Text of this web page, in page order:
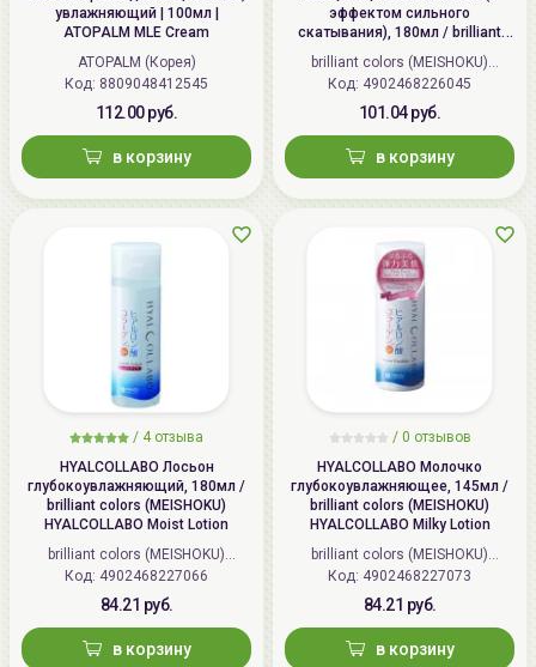
увлажняющий | 100мл |
ATOPALM MLE Cream
ATOPALM (Корея)
Код: 8809048412545
112.00 руб.
в корзину
эффектом сильного
скатывания), 180мл / brilliant
colors (MEISHOKU) Detclear
Bright&Peel AHA&BHA Fruits
Peeling Jelly
brilliant colors (MEISHOKU)
(Япония)
Код: 4902468226045
101.04 руб.
в корзину
/ 4 отзыва
HYALCOLLABO Лосьон
глубокоувлажняющий, 180мл /
brilliant colors (MEISHOKU)
HYALCOLLABO Moist Lotion
brilliant colors (MEISHOKU)
(Япония)
Код: 4902468227066
84.21 руб.
в корзину
/ 0 отзывов
HYALCOLLABO Молочко
глубокоувлажняющее, 145мл /
brilliant colors (MEISHOKU)
HYALCOLLABO Milky Lotion
brilliant colors (MEISHOKU)
(Япония)
Код: 4902468227073
84.21 руб.
в корзину